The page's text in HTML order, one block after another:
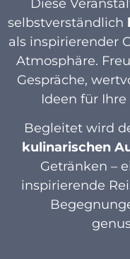
Diese
selbstverständlich
als inspirierender
Atmosphäre.
Gespräche,
Ideen für
Begleitet wird
kulinarischen
Getränken –
inspirierende